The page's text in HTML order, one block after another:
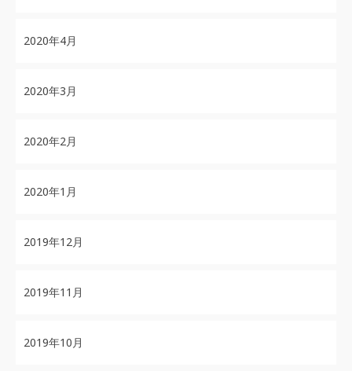
2020年4月
2020年3月
2020年2月
2020年1月
2019年12月
2019年11月
2019年10月